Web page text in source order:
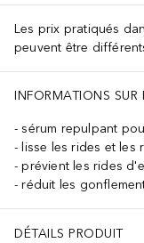
Les prix pratiqués
peuvent être
INFORMATIONS SUR
sérum repulpant
lisse les rides et les
prévient les rides
réduit les
DÉTAILS PRODUIT